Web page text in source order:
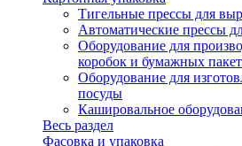
Тигельные прессы для
Автоматические прессы
Оборудование для
коробок и бумажных
Оборудование для
посуды
Кашировальное
Весь раздел
Фасовка и упаковка